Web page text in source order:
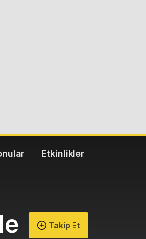
Etkinlikler
Takip Et